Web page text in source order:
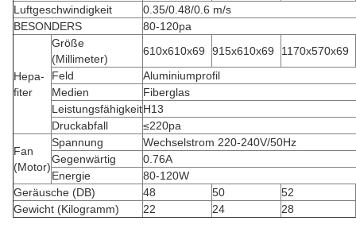
Luftgeschwindigkeit
0.35/0.48/0.6 m/s
BESONDERS
80-120pa
Hepa-
fiter
Größe
(Millimeter)
610x610x69 915x610x69
1170x570x69
Feld
Aluminiumprofil
Medien
Fiberglas
LeistungsfähigkeitH13
Druckabfall
≤220pa
Fan
(Motor)
Spannung
Wechselstrom 220-240V/50Hz
Gegenwärtig
0.76A
Energie
80-120W
Geräusche (DB)
48 50
52
Gewicht (Kilogramm)
22 24 28